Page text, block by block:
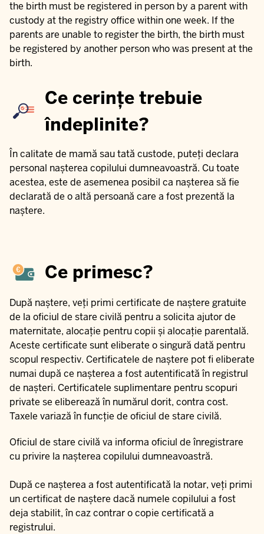
the birth must be registered in person by a parent with
custody at the registry office within one week. If the
parents are unable to register the birth, the birth must
be registered by another person who was present at the
birth.
Ce cerințe trebuie
îndeplinite?
În calitate de mamă sau tată custode, puteți declara
personal nașterea copilului dumneavoastră. Cu toate
acestea, este de asemenea posibil ca nașterea să fie
declarată de o altă persoană care a fost prezentă la
naștere.
Ce primesc?
După naștere, veți primi certificate de naștere gratuite
de la oficiul de stare civilă pentru a solicita ajutor de
maternitate, alocație pentru copii și alocație parentală.
Aceste certificate sunt eliberate o singură dată pentru
scopul respectiv. Certificatele de naștere pot fi eliberate
numai după ce nașterea a fost autentificată în registrul
de nașteri. Certificatele suplimentare pentru scopuri
private se eliberează în numărul dorit, contra cost.
Taxele variază în funcție de oficiul de stare civilă.
Oficiul de stare civilă va informa oficiul de înregistrare
cu privire la nașterea copilului dumneavoastră.
După ce nașterea a fost autentificată la notar, veți primi
un certificat de naștere dacă numele copilului a fost
deja stabilit, în caz contrar o copie certificată a
registrului.